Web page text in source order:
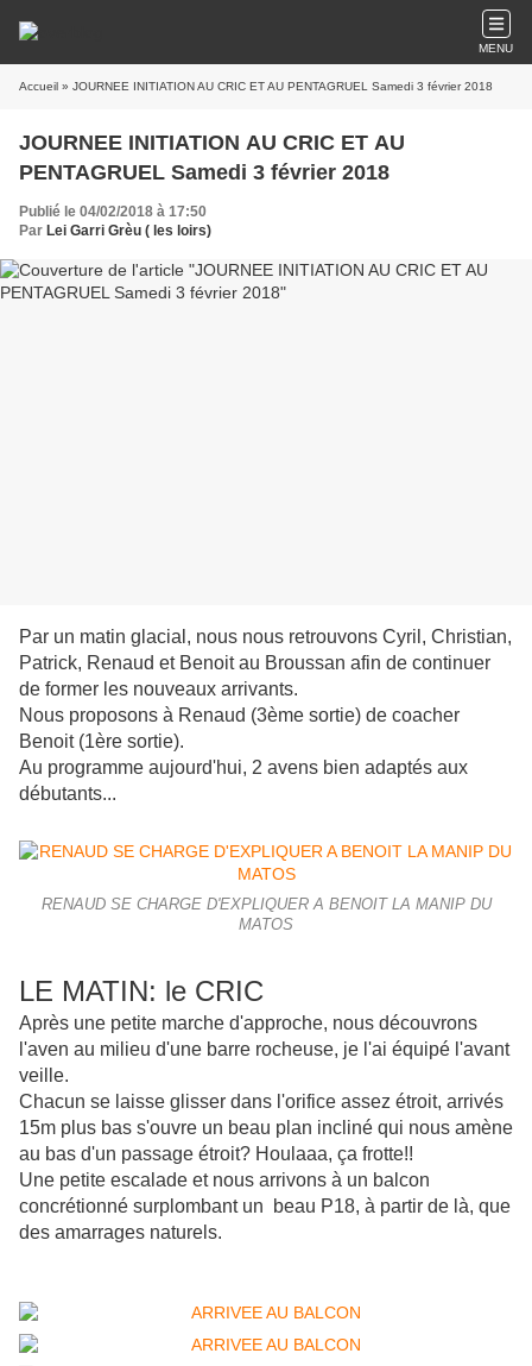
MENU
Accueil » JOURNEE INITIATION AU CRIC ET AU PENTAGRUEL Samedi 3 février 2018
JOURNEE INITIATION AU CRIC ET AU
PENTAGRUEL Samedi 3 février 2018
Publié le 04/02/2018 à 17:50
Par Lei Garri Grèu ( les loirs)
Par un matin glacial, nous nous retrouvons Cyril, Christian,
Patrick, Renaud et Benoit au Broussan afin de continuer
de former les nouveaux arrivants.
Nous proposons à Renaud (3ème sortie) de coacher
Benoit (1ère sortie).
Au programme aujourd'hui, 2 avens bien adaptés aux
débutants...
RENAUD SE CHARGE D'EXPLIQUER A BENOIT LA MANIP DU
MATOS
LE MATIN: le CRIC
Après une petite marche d'approche, nous découvrons
l'aven au milieu d'une barre rocheuse, je l'ai équipé l'avant
veille.
Chacun se laisse glisser dans l'orifice assez étroit, arrivés
15m plus bas s'ouvre un beau plan incliné qui nous amène
au bas d'un passage étroit? Houlaaa, ça frotte!!
Une petite escalade et nous arrivons à un balcon
concrétionné surplombant un beau P18, à partir de là, que
des amarrages naturels.